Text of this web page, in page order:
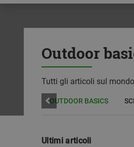
Outdoor
Tutti gli articoli sul
OUTDOOR BASICS SCI
Ultimi articoli